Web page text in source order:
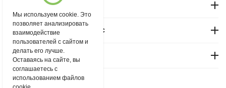
Магазин "Северный"
Покупательский сервис
Контакты
© 2004 - 2026 msever.ru.
Мы используем cookie. Это
позволяет анализировать
взаимодействие
пользователей с сайтом и
делать его лучше.
Оставаясь на сайте, вы
соглашаетесь с
использованием файлов